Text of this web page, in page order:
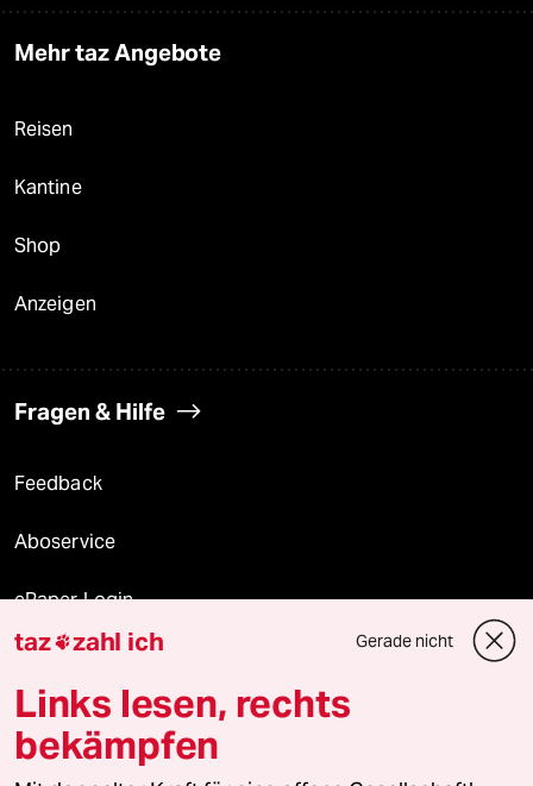
Mehr taz Angebote
Reisen
Kantine
Shop
Anzeigen
Fragen & Hilfe
Feedback
Aboservice
ePaper Login
Downloads für Abonnierende
© 2026 taz Verlags und Vertriebs GmbH
taz zahl ich Gerade nicht
Links lesen, rechts
bekämpfen